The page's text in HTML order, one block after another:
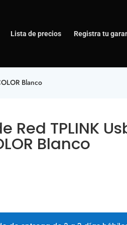
Lista de precios Registra tu
Blanco
TPLINK
Blanco